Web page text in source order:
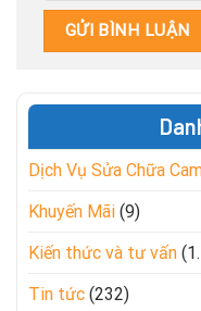
Dịch Vụ Sửa Chữa
Khuyến Mãi (9)
Kiến thức và tư vấn
Tin tức (232)